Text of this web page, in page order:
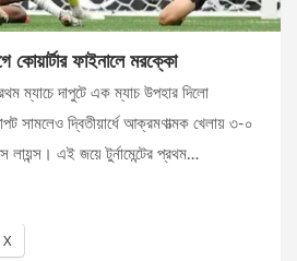
কোয়ার্টার ফাইনালে মরক্কো
ম্যাচে দাপুটে এক ম্যাচ উপহার দিলো
সামলেও দ্বিতীয়ার্ধে আক্রমণাত্মক খেলায় ৩-০
এই জয়ে টুর্নামেন্টের প্রথম…
X